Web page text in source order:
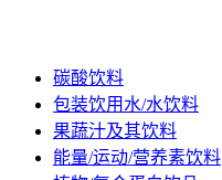
碳酸饮料
包装饮用水/水饮料
果蔬汁及其饮料
能量/运动/营养素饮料